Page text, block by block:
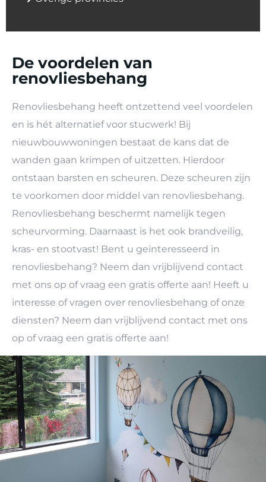
De voordelen van
renovliesbehang
Renovliesbehang heeft ontzettend veel voordelen
en is hét alternatief voor stucwerk! Bij
nieuwbouwwoningen bestaat de kans dat de
wanden gaan krimpen of uitzetten. Hierdoor
ontstaan barsten en scheuren. Deze scheuren zijn
te voorkomen door middel van renovliesbehang.
Renovliesbehang beschermt namelijk tegen
scheurvorming. Daarnaast is het ook brandveilig,
kras- en stootvast! Bent u geïnteresseerd in
renovliesbehang? Neem dan vrijblijvend contact
met ons op of vraag een gratis offerte aan! Heeft u
interesse of vragen over renovliesbehang of onze
diensten? Neem dan vrijblijvend contact met ons
op of vraag een gratis offerte aan!